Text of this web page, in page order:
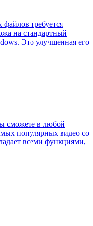
файлов требуется
на стандартный
Это улучшенная его
сможете в любой
популярных видео со
всеми функциями,